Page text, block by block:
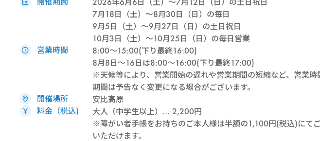
7月18日（土）～8月30日（日）の毎日
9月5日（土）～9月27日（日）の土日祝日
10月3日（土）～10月25日（日）の毎日営業
営業時間
8:00～15:00(下り最終16:00)
8月8日～16日は8:00～16:00(下り最終17:00)
※天候等により、営業開始の遅れや営業期間の短縮など、営業時
期間は予告なく変更になる場合がございます。
開催場所
安比高原
料金（税込)
大人（中学生以上）… 2,200円
※障がい者手帳をお持ちのご本人様は半額の1,100円(税込)にて
いただけます。